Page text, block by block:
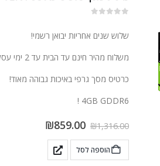
שלוש שנים אחריות יבואן רשמי!
משלוח מהיר חינם עד הבית עד 2 ימי עסקים!
כרטיס מסך גרפי באיכות גבוהה מאוד!
4GB GDDR6 !
₪1,316.00
₪859.00
הוספה לסל